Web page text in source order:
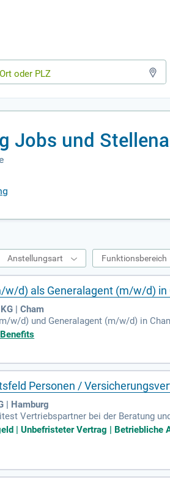
Jobs und
Anstellungsart Funktionsbereich
d) als Generalagent (m/w/d) in
| Cham
w/d) und Generalagent (m/w/d) in
als selbstständiger
und ganzheitliche Beratung zu
im Versicherungs- oder
Personen /
| Hamburg
Vertriebspartner bei der Beratung
den gemeinsamen
| Unbefristeter Vertrag |